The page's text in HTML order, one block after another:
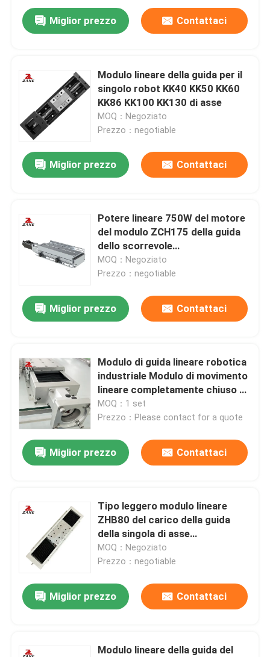
Miglior prezzo Contattaci
Modulo lineare della guida per il
singolo robot KK40 KK50 KK60
KK86 KK100 KK130 di asse
MOQ：Negoziato
Prezzo：negotiable
Miglior prezzo Contattaci
Potere lineare 750W del motore
del modulo ZCH175 della guida
dello scorrevole
dell'azionamento della vite del CE
MOQ：Negoziato
Prezzo：negotiable
Miglior prezzo Contattaci
Modulo di guida lineare robotica
industriale Modulo di movimento
lineare completamente chiuso da
40 mm
MOQ：1 set
Prezzo：Please contact for a quote
Miglior prezzo Contattaci
Tipo leggero modulo lineare
ZHB80 del carico della guida
della singola di asse
dell'azionatore vite della palla
MOQ：Negoziato
Prezzo：negotiable
Miglior prezzo Contattaci
Modulo lineare della guida del